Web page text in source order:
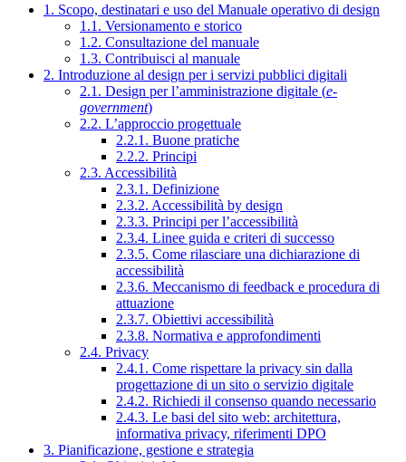
1. Scopo, destinatari e uso del Manuale operativo di design
1.1. Versionamento e storico
1.2. Consultazione del manuale
1.3. Contribuisci al manuale
2. Introduzione al design per i servizi pubblici digitali
2.1. Design per l’amministrazione digitale (e-
government)
2.2. L’approccio progettuale
2.2.1. Buone pratiche
2.2.2. Principi
2.3. Accessibilità
2.3.1. Definizione
2.3.2. Accessibilità by design
2.3.3. Principi per l’accessibilità
2.3.4. Linee guida e criteri di successo
2.3.5. Come rilasciare una dichiarazione di
accessibilità
2.3.6. Meccanismo di feedback e procedura di
attuazione
2.3.7. Obiettivi accessibilità
2.3.8. Normativa e approfondimenti
2.4. Privacy
2.4.1. Come rispettare la privacy sin dalla
progettazione di un sito o servizio digitale
2.4.2. Richiedi il consenso quando necessario
2.4.3. Le basi del sito web: architettura,
informativa privacy, riferimenti DPO
3. Pianificazione, gestione e strategia